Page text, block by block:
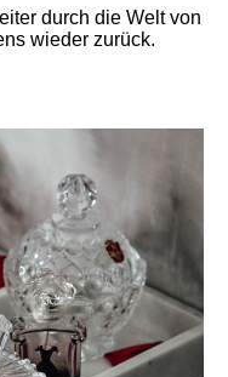
durch die Welt von
wieder zurück.